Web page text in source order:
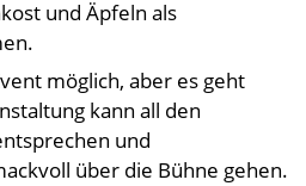
und Äpfeln als
möglich, aber es geht
kann all den
und
über die Bühne gehen.